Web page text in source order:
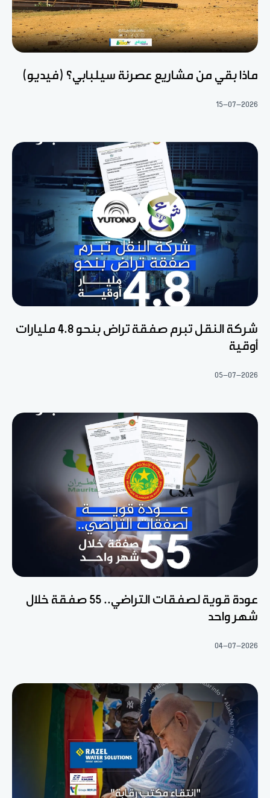
ماذا بقي من مشاريع عصرنة سيلبابي؟ (فيديو)
15-07-2026
شركة النقل تبرم صفقة تراض بنحو 4.8 مليارات
أوقية
05-07-2026
عودة قوية لصفقات التراضي.. 55 صفقة خلال
شهر واحد
04-07-2026